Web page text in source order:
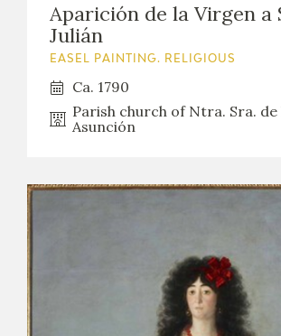
Aparición de la Virgen a
Julián
EASEL PAINTING. RELIGIOUS
Ca. 1790
Parish church of Ntra. Sra. de
Asunción